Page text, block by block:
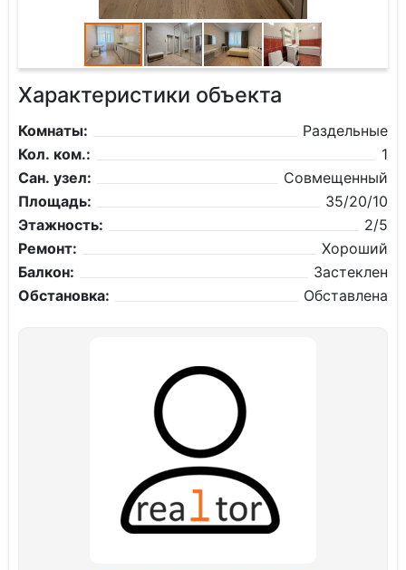
Характеристики объекта
Комнаты:
Раздельные
Кол. ком.:
1
Сан. узел:
Совмещенный
Площадь:
35/20/10
Этажность:
2/5
Ремонт:
Хороший
Балкон:
Застеклен
Обстановка:
Обставлена